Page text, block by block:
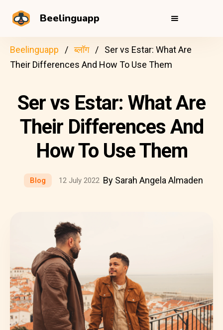
Beelinguapp
Beelinguapp ब्लॉग
Ser vs Estar: What Are
Their Differences And How To Use Them
Ser vs Estar: What Are
Their Differences And
How To Use Them
Blog 12 July 2022 By Sarah Angela Almaden